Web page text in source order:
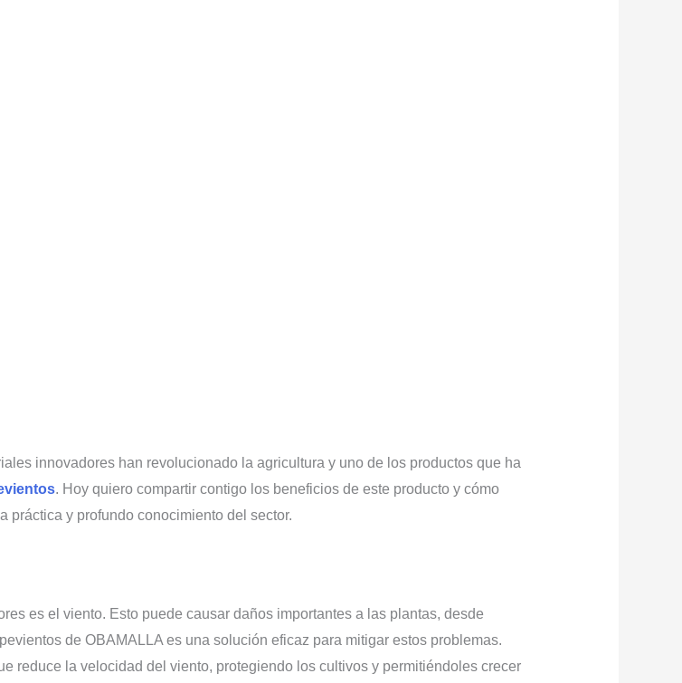
innovadores han revolucionado la agricultura y uno de los productos que ha
. Hoy quiero compartir contigo los beneficios de este producto y cómo
práctica y profundo conocimiento del sector.
es el viento. Esto puede causar daños importantes a las plantas, desde
de OBAMALLA es una solución eficaz para mitigar estos problemas.
reduce la velocidad del viento, protegiendo los cultivos y permitiéndoles crecer